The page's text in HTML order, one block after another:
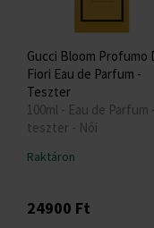
Gucci Bloom Profumo
Fiori Eau de Parfum -
Teszter
100ml - Eau de Parfum -
teszter - Női
Raktáron
24900 Ft